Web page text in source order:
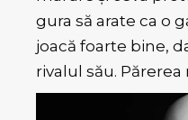
gura să arate ca o
joacă foarte bine,
rivalul său. Părerea